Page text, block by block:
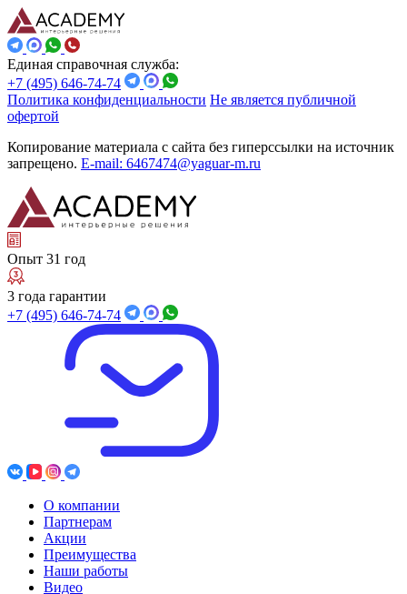
Единая справочная служба:
+7 (495) 646-74-74
Политика конфиденциальности Не является публичной
офертой
Копирование материала с сайта без гиперссылки на источник
запрещено. E-mail: 6467474@yaguar-m.ru
Опыт 31 год
3 года гарантии
+7 (495) 646-74-74
О компании
Партнерам
Акции
Преимущества
Наши работы
Видео